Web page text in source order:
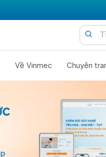
Về Vinmec Chuyên